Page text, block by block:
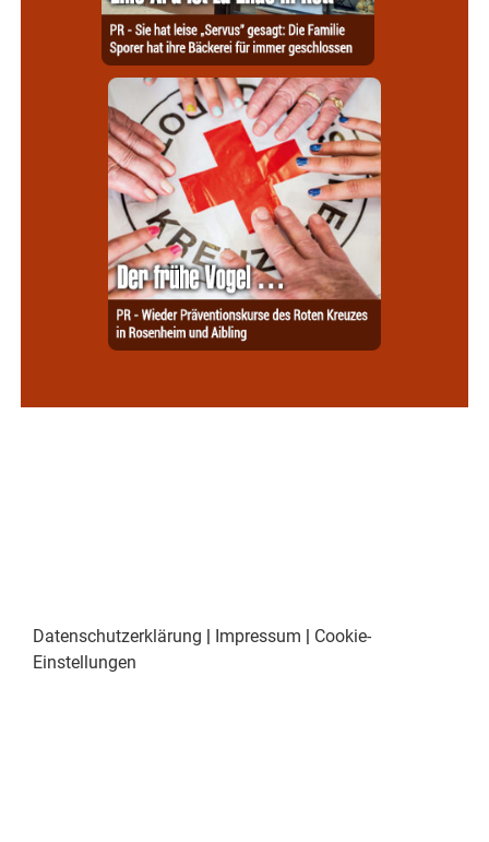
Datenschutzerklärung | Impressum | Cookie-
Einstellungen